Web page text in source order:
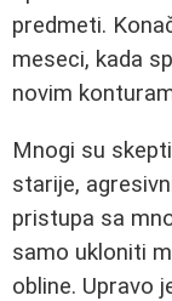
predmeti.
meseci, kada
novim
Mnogi su
starije,
pristupa sa
samo ukloniti
obline. Upravo